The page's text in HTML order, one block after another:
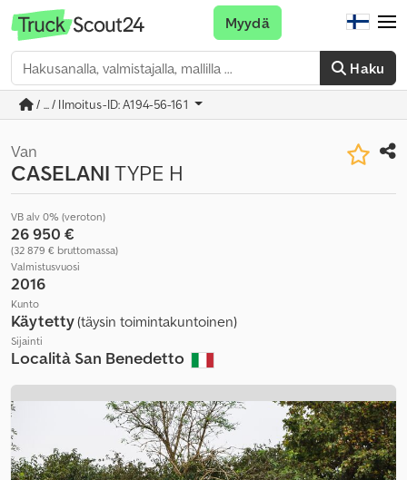
Haku
Myydä
/ ... / Ilmoitus-ID: A194-56-161
Van
CASELANITYPE H
VB alv 0% (veroton)
26 950 €
(32 879 € bruttomassa)
Valmistusvuosi
2016
Kunto
Käytetty(täysin toimintakuntoinen)
Sijainti
Località San Benedetto